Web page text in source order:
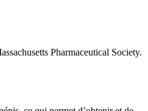
Pharmaceutical Society.